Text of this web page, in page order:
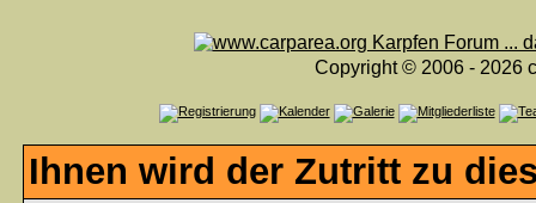
Copyright © 2006 - 2026
Ihnen wird der Zutritt zu